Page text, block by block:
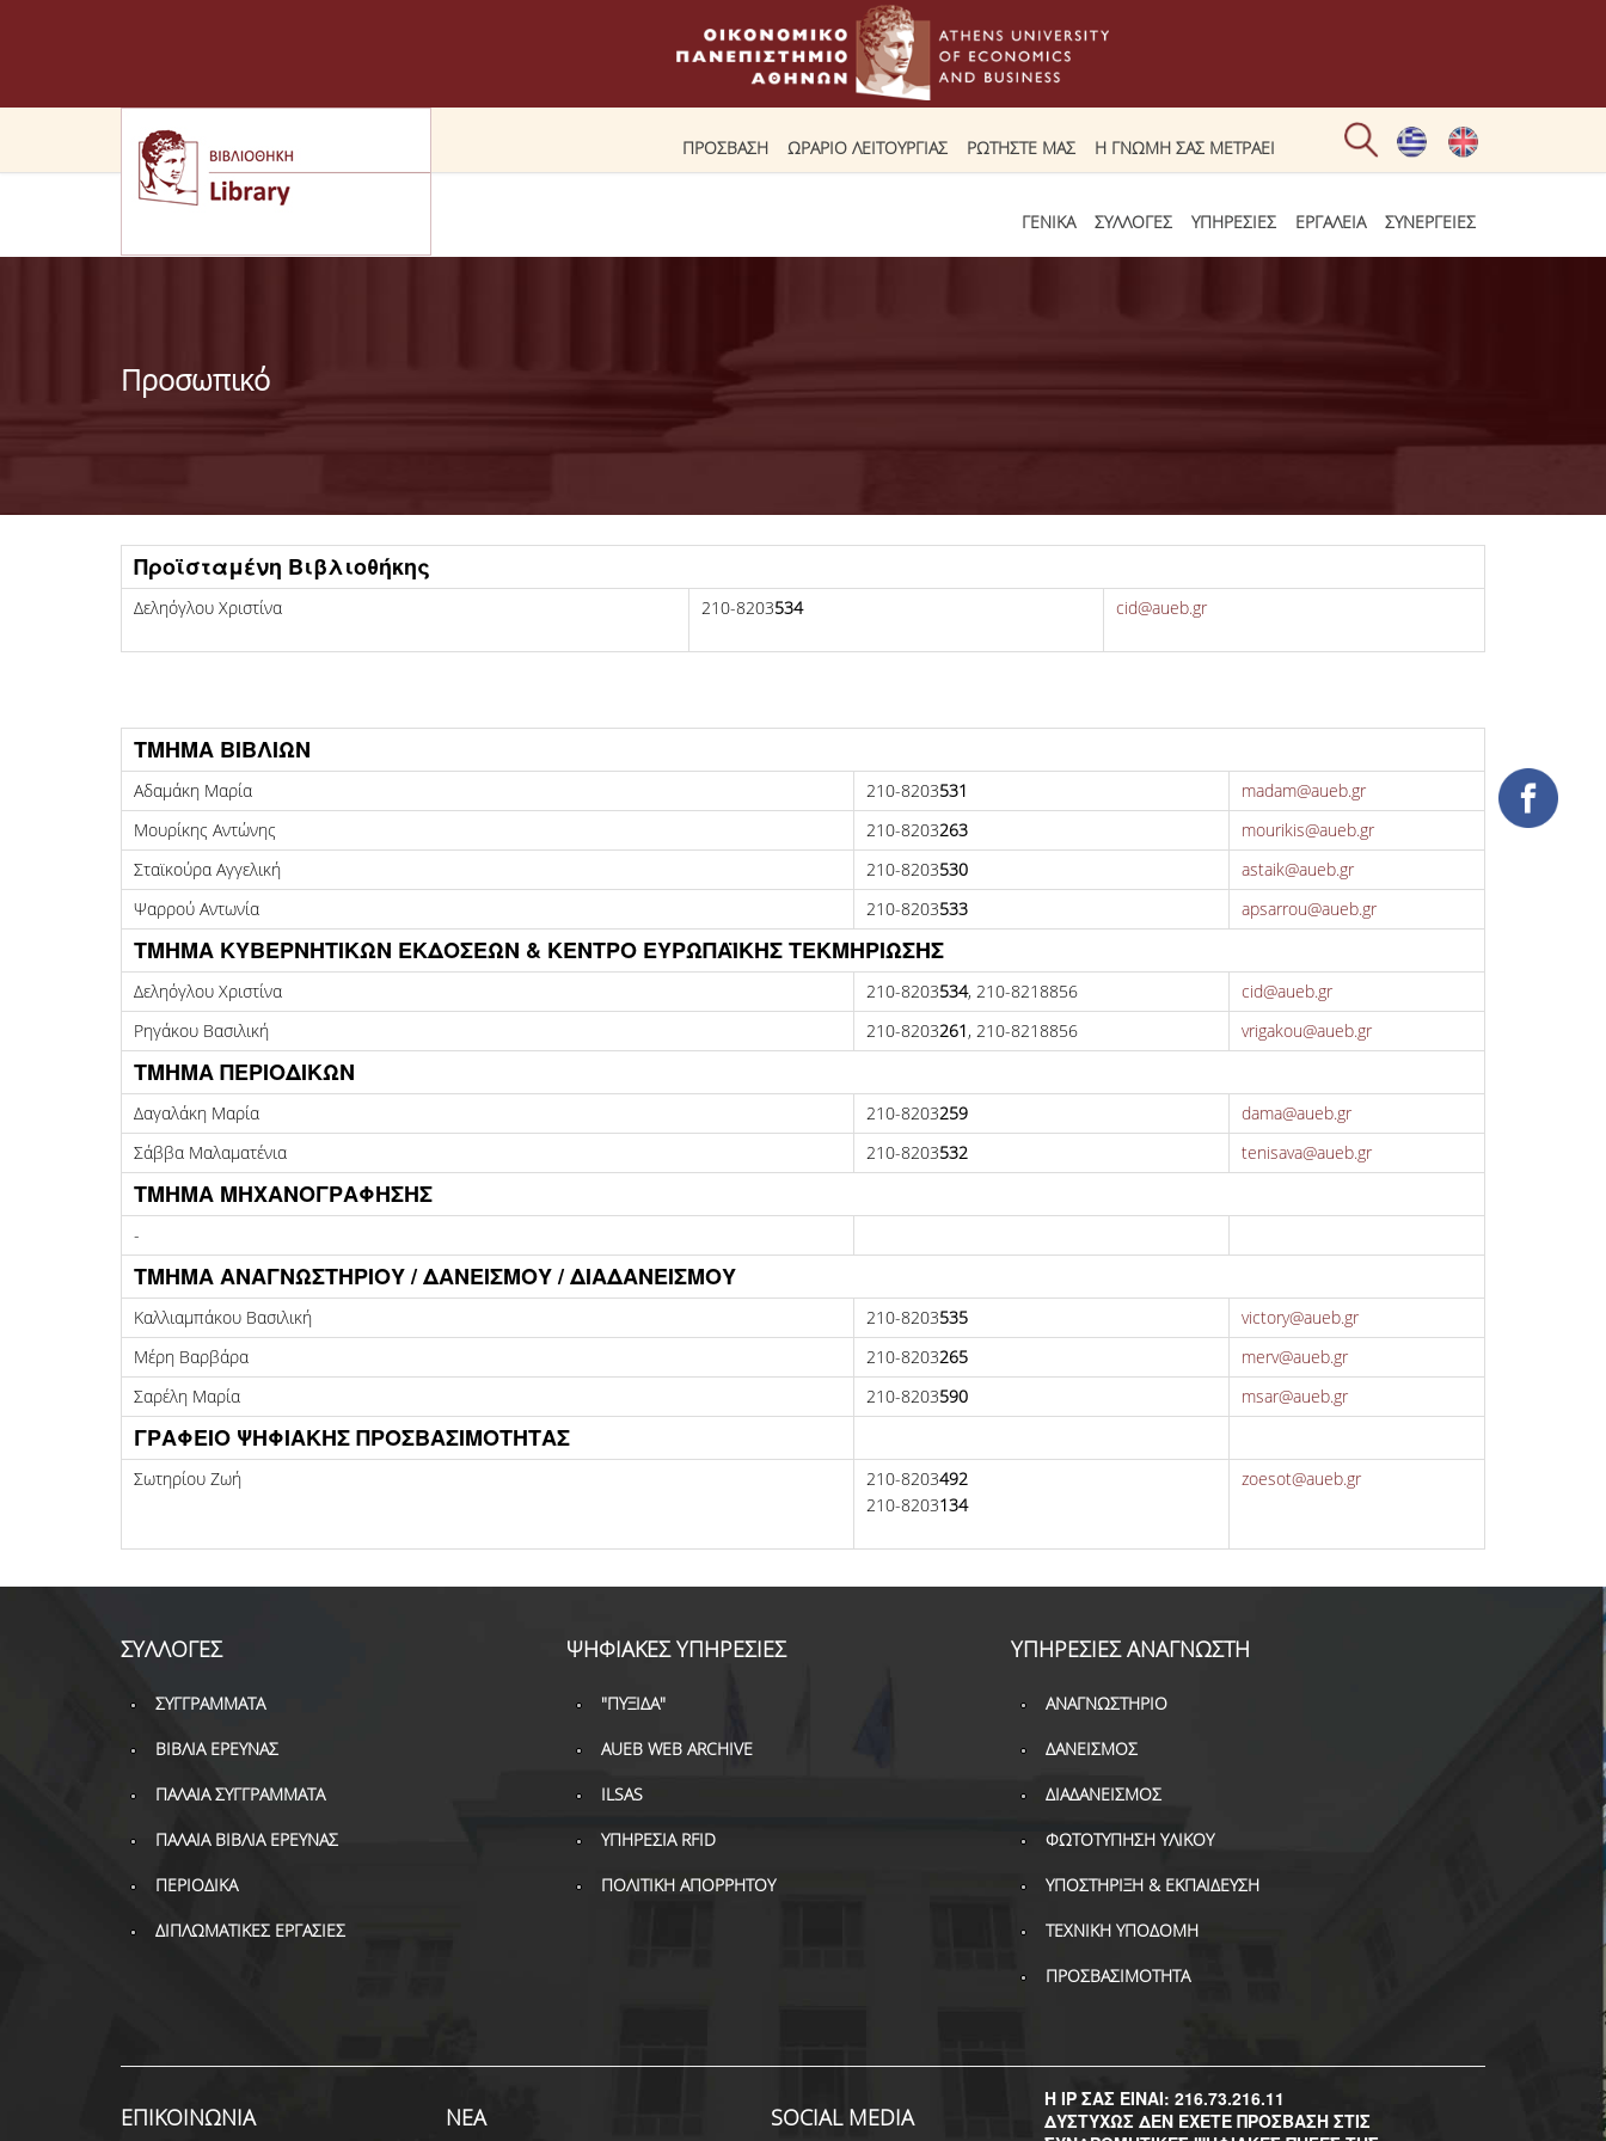
ΠΡΟΣΒΑΣΗ ΩΡΑΡΙΟ ΛΕΙΤΟΥΡΓΙΑΣ ΡΩΤΗΣΤΕ ΜΑΣ Η ΓΝΩΜΗ ΣΑΣ ΜΕΤΡΑΕΙ
ΓΕΝΙΚΑ ΣΥΛΛΟΓΕΣ ΥΠΗΡΕΣΙΕΣ ΕΡΓΑΛΕΙΑ ΣΥΝΕΡΓΕΙΕΣ
Προσωπικό
Προϊσταμένη Βιβλιοθήκης
Δεληόγλου Χριστίνα 210-8203534 cid@aueb.gr
ΤΜΗΜΑ ΒΙΒΛΙΩΝ
Αδαμάκη Μαρία 210-8203531
madam@aueb.gr
Μουρίκης Αντώνης
210-8203263
mourikis@aueb.gr
Σταϊκούρα Αγγελική
210-8203530
astaik@aueb.gr
Ψαρρού Αντωνία
210-8203533 apsarrou@aueb.gr
ΤΜΗΜΑ ΚΥΒΕΡΝΗΤΙΚΩΝ ΕΚΔΟΣΕΩΝ & ΚΕΝΤΡΟ ΕΥΡΩΠΑΪΚΗΣ ΤΕΚΜΗΡΙΩΣΗΣ
Δεληόγλου Χριστίνα 210-8203534, 210-8218856
cid@aueb.gr
Ρηγάκου Βασιλική
210-8203261, 210-8218856 vrigakou@aueb.gr
ΤΜΗΜΑ ΠΕΡΙΟΔΙΚΩΝ
Δαγαλάκη Μαρία 210-8203259
dama@aueb.gr
Σάββα Μαλαματένια
210-8203532 tenisava@aueb.gr
ΤΜΗΜΑ ΜΗΧΑΝΟΓΡΑΦΗΣΗΣ
-
ΤΜΗΜΑ ΑΝΑΓΝΩΣΤΗΡΙΟΥ / ΔΑΝΕΙΣΜΟΥ / ΔΙΑΔΑΝΕΙΣΜΟΥ
Καλλιαμπάκου Βασιλική 210-8203535
victory@aueb.gr
Μέρη Βαρβάρα
210-8203265
merv@aueb.gr
Σαρέλη Μαρία
210-8203590 msar@aueb.gr
ΓΡΑΦΕΙΟ ΨΗΦΙΑΚΗΣ ΠΡΟΣΒΑΣΙΜΟΤΗΤΑΣ
Σωτηρίου Ζωή 210-8203492
210-8203134
zoesot@aueb.gr
ΣΥΛΛΟΓΕΣ
ΣΥΓΓΡΑΜΜΑΤΑ
ΒΙΒΛΙΑ ΕΡΕΥΝΑΣ
ΠΑΛΑΙΑ ΣΥΓΓΡΑΜΜΑΤΑ
ΠΑΛΑΙΑ ΒΙΒΛΙΑ ΕΡΕΥΝΑΣ
ΠΕΡΙΟΔΙΚΑ
ΔΙΠΛΩΜΑΤΙΚΕΣ ΕΡΓΑΣΙΕΣ
ΨΗΦΙΑΚΕΣ ΥΠΗΡΕΣΙΕΣ
"ΠΥΞΙΔΑ"
AUEB WEB ARCHIVE
ILSAS
ΥΠΗΡΕΣΙΑ RFID
ΠΟΛΙΤΙΚΗ ΑΠΟΡΡΗΤΟΥ
ΥΠΗΡΕΣΙΕΣ ΑΝΑΓΝΩΣΤΗ
ΑΝΑΓΝΩΣΤΗΡΙΟ
ΔΑΝΕΙΣΜΟΣ
ΔΙΑΔΑΝΕΙΣΜΟΣ
ΦΩΤΟΤΥΠΗΣΗ ΥΛΙΚΟΥ
ΥΠΟΣΤΗΡΙΞΗ & ΕΚΠΑΙΔΕΥΣΗ
ΤΕΧΝΙΚΗ ΥΠΟΔΟΜΗ
ΠΡΟΣΒΑΣΙΜΟΤΗΤΑ
Η IP ΣΑΣ ΕΙΝΑΙ: 216.73.216.11
ΔΥΣΤΥΧΩΣ ΔΕΝ ΕΧΕΤΕ ΠΡΟΣΒΑΣΗ ΣΤΙΣ
ΕΠΙΚΟΙΝΩΝΙΑ ΝΕΑ SOCIAL MEDIA